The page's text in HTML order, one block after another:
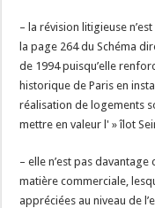
– la révision litigieuse
la page 264 du Schéma
de 1994 puisqu’elle
historique de Paris en
réalisation de logements
mettre en valeur l' » îlot
– elle n’est pas
matière commerciale,
appréciées au niveau de